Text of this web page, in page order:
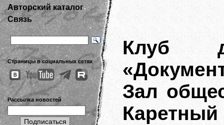
Авторский каталог
Связь
Страницы в социальных сетях
Рассылка новостей
Клуб
Зал
Каретный